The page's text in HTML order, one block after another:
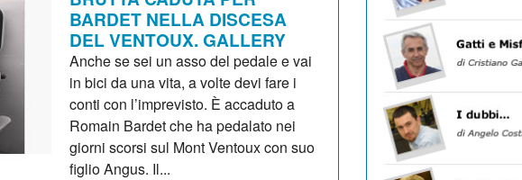
BARDET NELLA DISCESA
DEL VENTOUX. GALLERY
Anche se sei un asso del pedale e vai
in bici da una vita, a volte devi fare i
conti con l’imprevisto. È accaduto a
Romain Bardet che ha pedalato nei
giorni scorsi sul Mont Ventoux con suo
figlio Angus. Il...